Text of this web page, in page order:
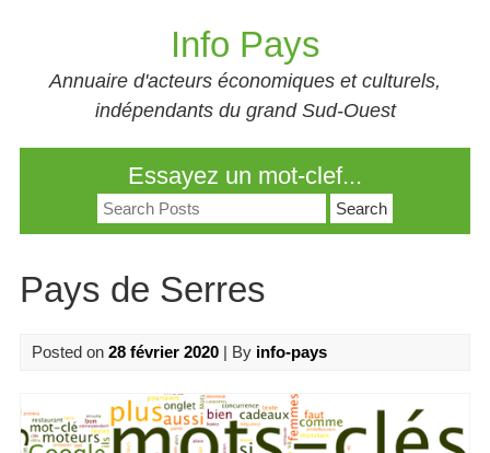
Info Pays
Annuaire d'acteurs économiques et culturels,
indépendants du grand Sud-Ouest
Essayez un mot-clef...
Search
for:
Pays de Serres
Posted on 28 février 2020| By info-pays